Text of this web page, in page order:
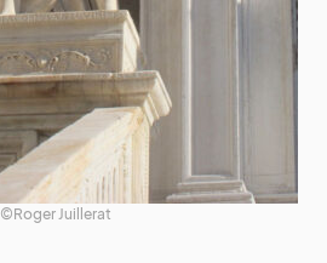
©Roger Juillerat